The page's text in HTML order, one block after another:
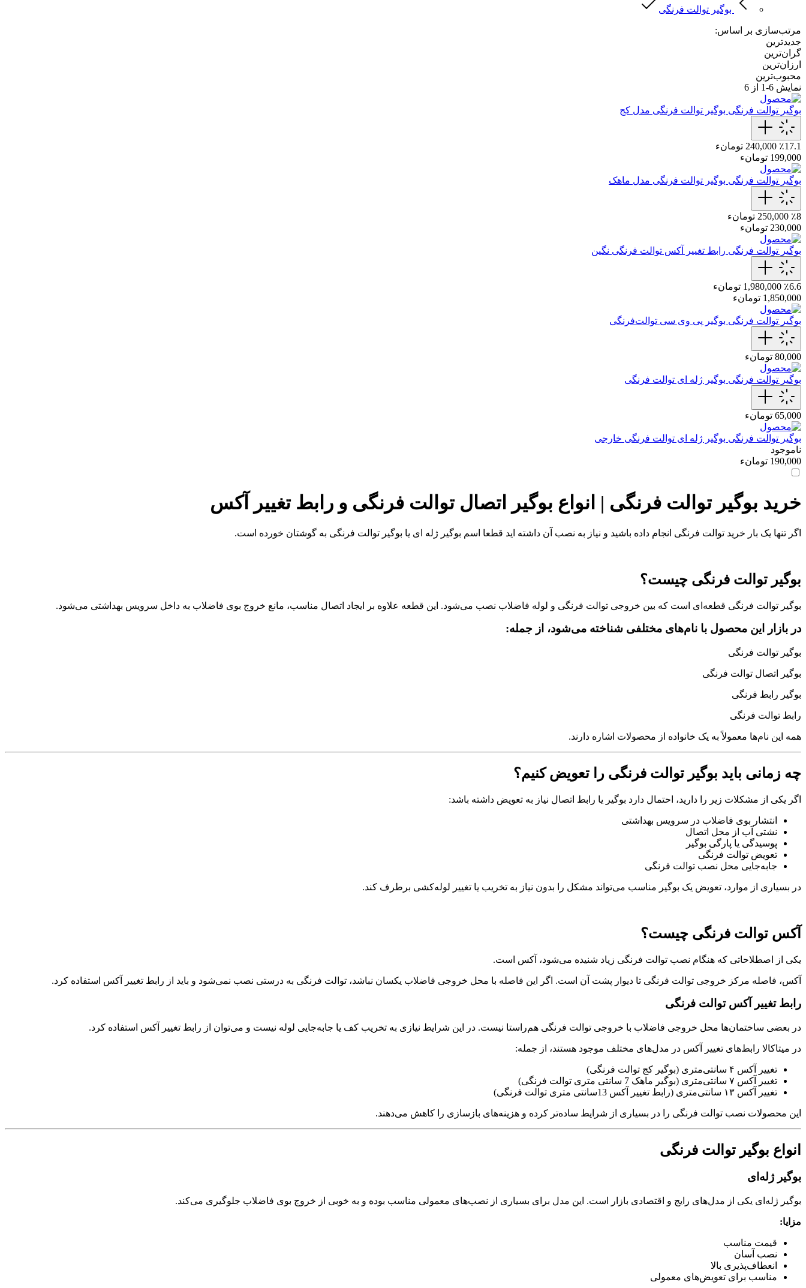
بوگیر توالت فرنگی
مرتب‌سازی بر اساس:
جدیدترین
گران‌ترین
ارزان‌ترین
محبوب‌ترین
نمایش 6-1 از 6
بوگیر توالت فرنگی بوگیر توالت فرنگی مدل کج
٪17.1 240,000 تومانء
199,000 تومانء
بوگیر توالت فرنگی بوگیر توالت فرنگی مدل ماهک
٪8 250,000 تومانء
230,000 تومانء
بوگیر توالت فرنگی رابط تغییر آکس توالت فرنگی نگین
٪6.6 1,980,000 تومانء
1,850,000 تومانء
بوگیر توالت فرنگی بوگیر پی وی سی توالت‌فرنگی
80,000 تومانء
بوگیر توالت فرنگی بوگیر ژله ای توالت فرنگی
65,000 تومانء
بوگیر توالت فرنگی بوگیر ژله ای توالت فرنگی خارجی
ناموجود
190,000 تومانء
خرید بوگیر توالت فرنگی | انواع بوگیر اتصال توالت فرنگی و رابط تغییر آکس
اگر تنها یک بار خرید توالت فرنگی انجام داده باشید و نیاز به نصب آن داشته اید قطعا اسم بوگیر ژله ای یا بوگیر توالت فرنگی به گوشتان خورده است.
بوگیر توالت فرنگی چیست؟
بوگیر توالت فرنگی قطعه‌ای است که بین خروجی توالت فرنگی و لوله فاضلاب نصب می‌شود. این قطعه علاوه بر ایجاد اتصال مناسب، مانع خروج بوی فاضلاب به داخل سرویس بهداشتی می‌شود.
در بازار این محصول با نام‌های مختلفی شناخته می‌شود، از جمله:
بوگیر توالت فرنگی
بوگیر اتصال توالت فرنگی
بوگیر رابط فرنگی
رابط توالت فرنگی
همه این نام‌ها معمولاً به یک خانواده از محصولات اشاره دارند.
چه زمانی باید بوگیر توالت فرنگی را تعویض کنیم؟
اگر یکی از مشکلات زیر را دارید، احتمال دارد بوگیر یا رابط اتصال نیاز به تعویض داشته باشد:
انتشار بوی فاضلاب در سرویس بهداشتی
نشتی آب از محل اتصال
پوسیدگی یا پارگی بوگیر
تعویض توالت فرنگی
جابه‌جایی محل نصب توالت فرنگی
در بسیاری از موارد، تعویض یک بوگیر مناسب می‌تواند مشکل را بدون نیاز به تخریب یا تغییر لوله‌کشی برطرف کند.
آکس توالت فرنگی چیست؟
یکی از اصطلاحاتی که هنگام نصب توالت فرنگی زیاد شنیده می‌شود، آکس است.
آکس، فاصله مرکز خروجی توالت فرنگی تا دیوار پشت آن است. اگر این فاصله با محل خروجی فاضلاب یکسان نباشد، توالت فرنگی به درستی نصب نمی‌شود و باید از رابط تغییر آکس استفاده کرد.
رابط تغییر آکس توالت فرنگی
در بعضی ساختمان‌ها محل خروجی فاضلاب با خروجی توالت فرنگی هم‌راستا نیست. در این شرایط نیازی به تخریب کف یا جابه‌جایی لوله نیست و می‌توان از رابط تغییر آکس استفاده کرد.
در میتاکالا رابط‌های تغییر آکس در مدل‌های مختلف موجود هستند، از جمله:
تغییر آکس ۴ سانتی‌متری (بوگیر کج توالت فرنگی)
تغییر آکس ۷ سانتی‌متری (بوگیر ماهک 7 سانتی متری توالت فرنگی)
تغییر آکس ۱۳ سانتی‌متری (رابط تغییر آکس 13سانتی متری توالت فرنگی)
این محصولات نصب توالت فرنگی را در بسیاری از شرایط ساده‌تر کرده و هزینه‌های بازسازی را کاهش می‌دهند.
انواع بوگیر توالت فرنگی
بوگیر ژله‌ای
بوگیر ژله‌ای یکی از مدل‌های رایج و اقتصادی بازار است. این مدل برای بسیاری از نصب‌های معمولی مناسب بوده و به خوبی از خروج بوی فاضلاب جلوگیری می‌کند.
مزایا:
قیمت مناسب
نصب آسان
انعطاف‌پذیری بالا
مناسب برای تعویض‌های معمولی